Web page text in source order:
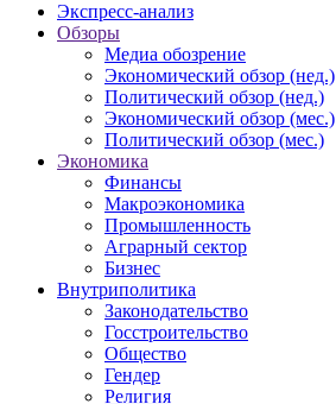
Экспресс-анализ
Обзоры
Медиа обозрение
Экономический обзор (нед.)
Политический обзор (нед.)
Экономический обзор (мес.)
Политический обзор (мес.)
Экономика
Финансы
Макроэкономика
Промышленность
Аграрный сектор
Бизнес
Внутриполитика
Законодательство
Госстроительство
Общество
Гендер
Религия